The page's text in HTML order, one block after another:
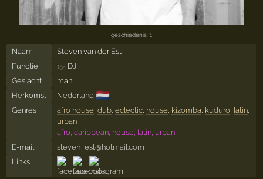
geschiedenis: 1
Naam
Steven van der Est
Functie
15× DJ
Geslacht
man
Herkomst
Nederland 🇳🇱
Genres afro house dub, eclectic, house kizomba kuduro, latin,
urban
afro, caribbean, house, latin, urban
E-mail
steven_est@hotmail.com
Links